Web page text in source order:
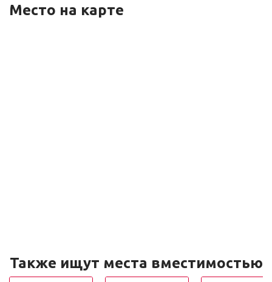
Место на карте
Также ищут места вместимостью